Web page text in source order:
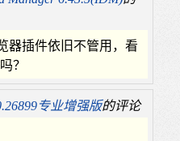
器插件依旧不管用，看
？
专业增强版的评论